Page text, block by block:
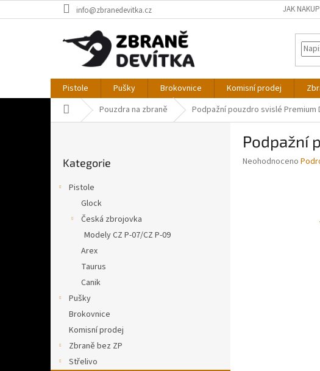
na
info@zbranedevitka.cz JAK
Pistole Pušky Brokovnice Komisní prodej
Domů Pouzdra na zbraně Podpažní pouzdro svislé Premium
kategorie
Kategorie
Pistole
Glock
Česká zbrojovka
Modely CZ P-07/CZ P-09
Arex
Taurus
Canik
Pušky
Brokovnice
Komisní prodej
Zbraně bez ZP
Střelivo
Podpažní
Průměrné
Neohodnoceno